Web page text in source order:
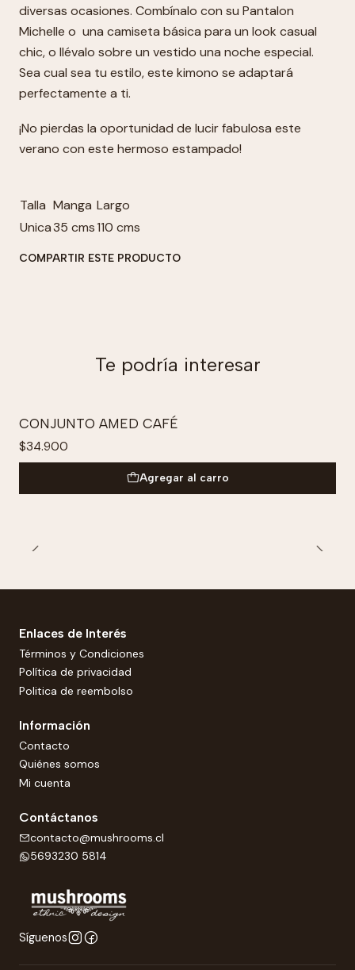
diversas ocasiones. Combínalo con su Pantalon
Michelle o una camiseta básica para un look casual
chic, o llévalo sobre un vestido una noche especial.
Sea cual sea tu estilo, este kimono se adaptará
perfectamente a ti.
¡No pierdas la oportunidad de lucir fabulosa este
verano con este hermoso estampado!
Talla Manga Largo
Unica35 cms110 cms
COMPARTIR ESTE PRODUCTO
Te podría interesar
CONJUNTO AMED CAFÉ
$34.900
Agregar al carro
Enlaces de Interés
Términos y Condiciones
Política de privacidad
Politica de reembolso
Información
Contacto
Quiénes somos
Mi cuenta
Contáctanos
contacto@mushrooms.cl
5693230 5814
Síguenos